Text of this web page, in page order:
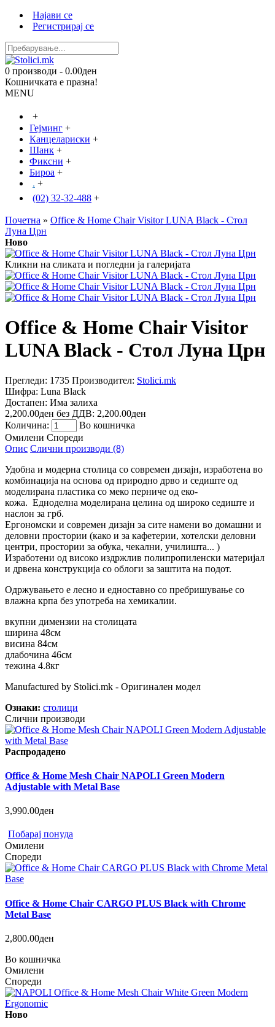
Најави се
Регистрирај се
0 производи - 0.00ден
Кошничката е празна!
MENU
+
Гејминг +
Канцелариски +
Шанк +
Фиксни +
Бироа +
. +
(02) 32-32-488 +
Почетна » Office & Home Chair Visitor LUNA Black - Стол
Луна Црн
Ново
Кликни на сликата и погледни ја галеријата
Office & Home Chair Visitor
LUNA Black - Стол Луна Црн
Прегледи: 1735 Производител: Stolici.mk
Шифра: Luna Black
Достапен: Има залиха
2,200.00ден без ДДВ: 2,200.00ден
Количина:
Во кошничка
Омилени Спореди
Опис Слични производи (8)
Удобна и модерна столица со современ дизајн, изработена во
комбинација на основа од природно дрво и седиште од
моделирана пластика со меко перниче од еко-
кожа. Едноделна моделирана целина од широко седиште и
наслон за грб.
Ергономски и современ дизајн за сите намени во домашни и
деловни простории (како и за кафетерии, хотелски деловни
центри, простории за обука, чекални, училишта... )
Изработени од високо издржлив полипропиленски материјал
и дрвена конструкција со облоги за заштита на подот.
Одржувањето е лесно и едноставно со пребришување со
влажна крпа без употреба на хемикалии.
вкупни димензии на столицата
ширина 48см
висина 84см
длабочина 46см
тежина 4.8кг
Manufactured by Stolici.mk - Оригинален модел
Ознаки: столици
Слични производи
Распродадено
Office & Home Mesh Chair NAPOLI Green Modern
Adjustable with Metal Base
3,990.00ден
Побарај понуда
Омилени
Спореди
Office & Home Chair CARGO PLUS Black with Chrome
Metal Base
2,800.00ден
Во кошничка
Омилени
Спореди
Ново